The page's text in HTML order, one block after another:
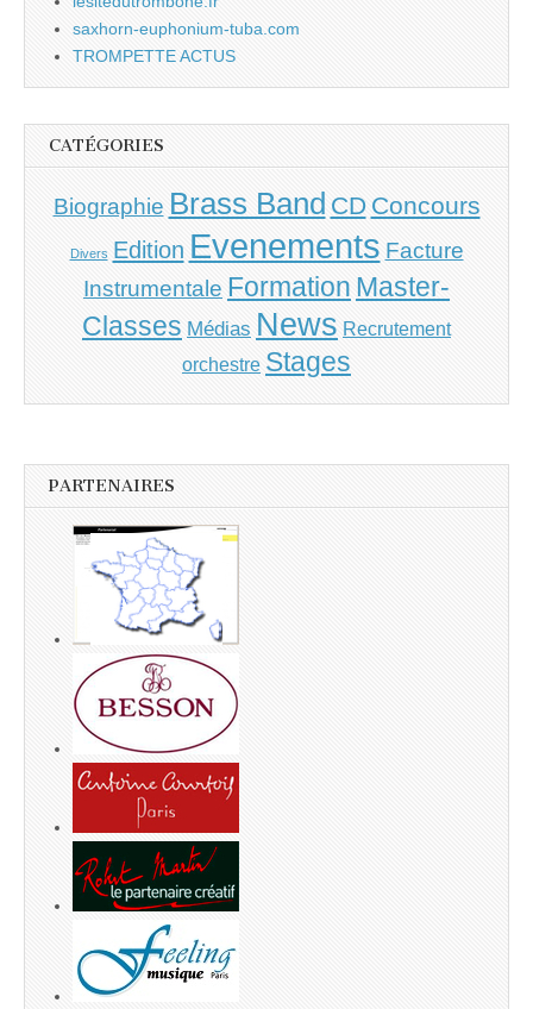
saxhorn-euphonium-tuba.com
TROMPETTE ACTUS
CATÉGORIES
Biographie Brass Band CD Concours
Divers Edition Evenements Facture
Instrumentale Formation Master-
Classes Médias News Recrutement
orchestre Stages
PARTENAIRES